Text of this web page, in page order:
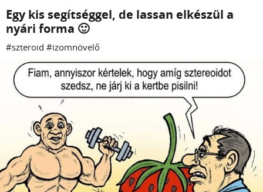
Egy kis segítséggel, de lassan elkészül a
nyári forma 🙂
#szteroid #izomnövelő